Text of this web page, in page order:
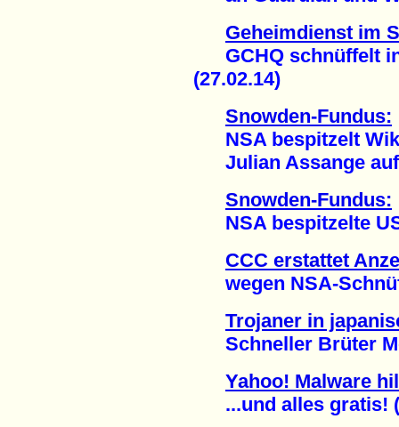
Geheimdienst im
GCHQ schnüffelt
(27.02.14)
Snowden-Fundus:
NSA bespitzelt
Julian Assange auf
Snowden-Fundus:
NSA bespitzelte
CCC erstattet
wegen NSA-
Trojaner in
Schneller Brüter
Yahoo! Malware
...und alles gratis!